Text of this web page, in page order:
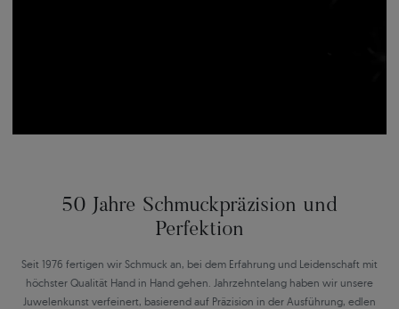
50 Jahre Schmuckpräzision und
Perfektion
Seit 1976 fertigen wir Schmuck an, bei dem Erfahrung und Leidenschaft mit
höchster Qualität Hand in Hand gehen. Jahrzehntelang haben wir unsere
Juwelenkunst verfeinert, basierend auf Präzision in der Ausführung, edlen